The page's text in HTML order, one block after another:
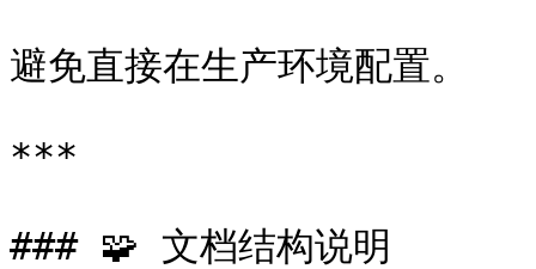
避免直接在生产环境配置。
***
### 🧩 文档结构说明